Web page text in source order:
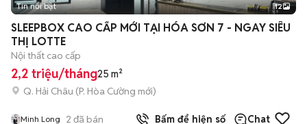
+2
Tin nổi bật 12
SLEEPBOX CAO CẤP MỚI TẠI HÓA SƠN 7 - NGAY SIÊU
THỊ LOTTE
Nội thất cao cấp
2,2 triệu/tháng25 m²
Q. Hải Châu (P. Hòa Cường mới)
Minh Long 2 đã bán Bấm để hiện số Chat